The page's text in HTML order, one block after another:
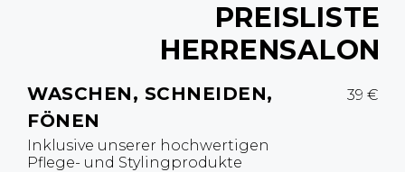
PREISLISTE
HERRENSALON
WASCHEN, SCHNEIDEN,
FÖNEN
39 €
Inklusive unserer hochwertigen
Pflege- und Stylingprodukte